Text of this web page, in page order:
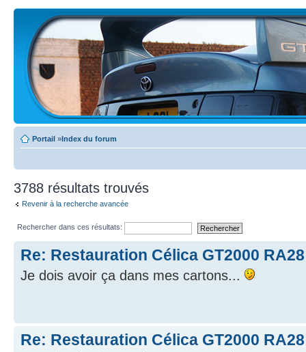
Portail »Index du forum
3788 résultats trouvés
Revenir à la recherche avancée
Rechercher dans ces résultats:
Re: Restauration Célica GT2000 RA28
Je dois avoir ça dans mes cartons...
Re: Restauration Célica GT2000 RA28